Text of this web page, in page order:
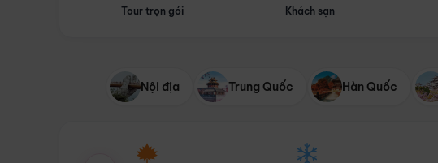
Tour trọn gói Khách sạn
Nội địa Trung Quốc Hàn Quốc